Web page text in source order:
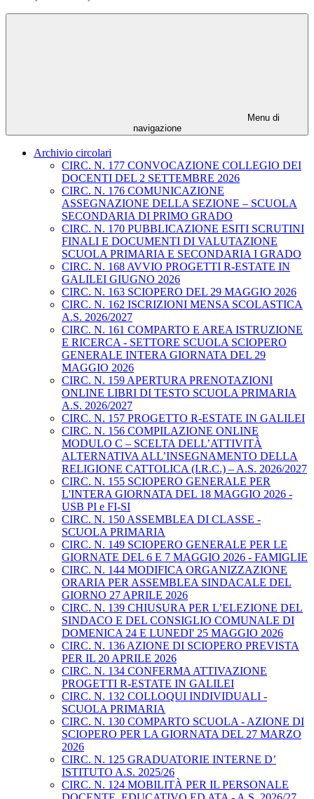
Menu di
navigazione
Archivio circolari
CIRC. N. 177 CONVOCAZIONE COLLEGIO DEI
DOCENTI DEL 2 SETTEMBRE 2026
CIRC. N. 176 COMUNICAZIONE
ASSEGNAZIONE DELLA SEZIONE – SCUOLA
SECONDARIA DI PRIMO GRADO
CIRC. N. 170 PUBBLICAZIONE ESITI SCRUTINI
FINALI E DOCUMENTI DI VALUTAZIONE
SCUOLA PRIMARIA E SECONDARIA I GRADO
CIRC. N. 168 AVVIO PROGETTI R-ESTATE IN
GALILEI GIUGNO 2026
CIRC. N. 163 SCIOPERO DEL 29 MAGGIO 2026
CIRC. N. 162 ISCRIZIONI MENSA SCOLASTICA
A.S. 2026/2027
CIRC. N. 161 COMPARTO E AREA ISTRUZIONE
E RICERCA - SETTORE SCUOLA SCIOPERO
GENERALE INTERA GIORNATA DEL 29
MAGGIO 2026
CIRC. N. 159 APERTURA PRENOTAZIONI
ONLINE LIBRI DI TESTO SCUOLA PRIMARIA
A.S. 2026/2027
CIRC. N. 157 PROGETTO R-ESTATE IN GALILEI
CIRC. N. 156 COMPILAZIONE ONLINE
MODULO C – SCELTA DELL’ATTIVITÀ
ALTERNATIVA ALL’INSEGNAMENTO DELLA
RELIGIONE CATTOLICA (I.R.C.) – A.S. 2026/2027
CIRC. N. 155 SCIOPERO GENERALE PER
L'INTERA GIORNATA DEL 18 MAGGIO 2026 -
USB PI e FI-SI
CIRC. N. 150 ASSEMBLEA DI CLASSE -
SCUOLA PRIMARIA
CIRC. N. 149 SCIOPERO GENERALE PER LE
GIORNATE DEL 6 E 7 MAGGIO 2026 - FAMIGLIE
CIRC. N. 144 MODIFICA ORGANIZZAZIONE
ORARIA PER ASSEMBLEA SINDACALE DEL
GIORNO 27 APRILE 2026
CIRC. N. 139 CHIUSURA PER L’ELEZIONE DEL
SINDACO E DEL CONSIGLIO COMUNALE DI
DOMENICA 24 E LUNEDI' 25 MAGGIO 2026
CIRC. N. 136 AZIONE DI SCIOPERO PREVISTA
PER IL 20 APRILE 2026
CIRC. N. 134 CONFERMA ATTIVAZIONE
PROGETTI R-ESTATE IN GALILEI
CIRC. N. 132 COLLOQUI INDIVIDUALI -
SCUOLA PRIMARIA
CIRC. N. 130 COMPARTO SCUOLA - AZIONE DI
SCIOPERO PER LA GIORNATA DEL 27 MARZO
2026
CIRC. N. 125 GRADUATORIE INTERNE D’
ISTITUTO A.S. 2025/26
CIRC. N. 124 MOBILITÀ PER IL PERSONALE